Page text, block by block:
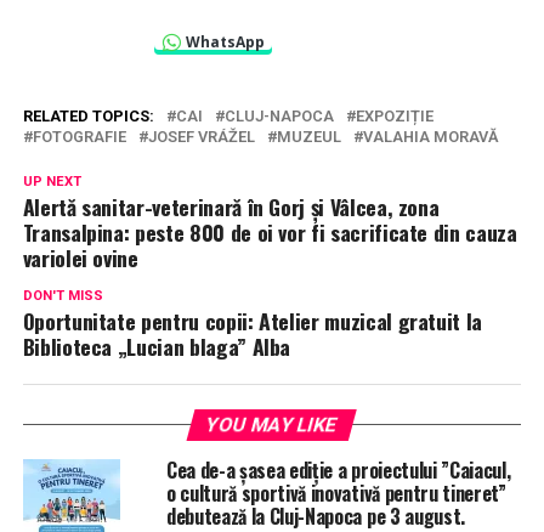
WhatsApp
RELATED TOPICS: CAI CLUJ-NAPOCA
EXPOZIȚIE
FOTOGRAFIE
JOSEF VRÁŽEL MUZEUL VALAHIA MORAVĂ
UP NEXT
Alertă sanitar-veterinară în Gorj și Vâlcea, zona
Transalpina: peste 800 de oi vor fi sacrificate din cauza
variolei ovine
DON'T MISS
Oportunitate pentru copii: Atelier muzical gratuit la
Biblioteca „Lucian blaga” Alba
YOU MAY LIKE
Cea de-a șasea ediție a proiectului ”Caiacul,
o cultură sportivă inovativă pentru tineret”
debutează la Cluj-Napoca pe 3 august.